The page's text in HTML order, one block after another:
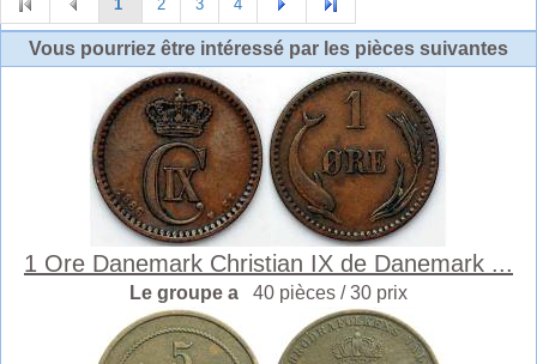
1 2 3 4
Vous pourriez être intéressé par les pièces suivantes
1 Ore Danemark Christian IX de Danemark ...
Le groupe a 40 pièces / 30 prix